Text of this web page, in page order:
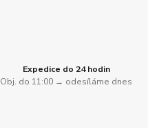
Expedice do 24 hodin
Obj. do 11:00 → odesíláme dnes